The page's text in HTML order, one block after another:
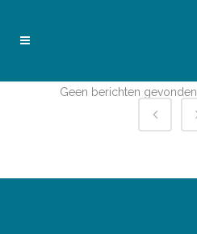
Geen berichten gevonden